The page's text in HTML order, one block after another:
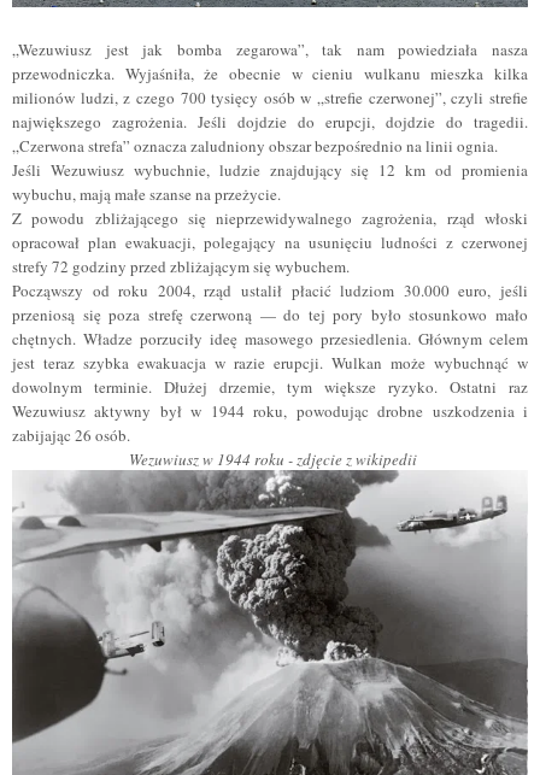
„Wezuwiusz jest jak bomba zegarowa”, tak nam powiedziała nasza
przewodniczka. Wyjaśniła, że obecnie w cieniu wulkanu mieszka kilka
milionów ludzi, z czego 700 tysięcy osób w „strefie czerwonej”, czyli strefie
największego zagrożenia. Jeśli dojdzie do erupcji, dojdzie do tragedii.
„Czerwona strefa” oznacza zaludniony obszar bezpośrednio na linii ognia.
Jeśli Wezuwiusz wybuchnie, ludzie znajdujący się 12 km od promienia
wybuchu, mają małe szanse na przeżycie.
Z powodu zbliżającego się nieprzewidywalnego zagrożenia, rząd włoski
opracował plan ewakuacji, polegający na usunięciu ludności z czerwonej
strefy 72 godziny przed zbliżającym się wybuchem.
Począwszy od roku 2004, rząd ustalił płacić ludziom 30.000 euro, jeśli
przeniosą się poza strefę czerwoną — do tej pory było stosunkowo mało
chętnych. Władze porzuciły ideę masowego przesiedlenia. Głównym celem
jest teraz szybka ewakuacja w razie erupcji. Wulkan może wybuchnąć w
dowolnym terminie. Dłużej drzemie, tym większe ryzyko. Ostatni raz
Wezuwiusz aktywny był w 1944 roku, powodując drobne uszkodzenia i
zabijając 26 osób.
Wezuwiusz w 1944 roku -zdjęcie z wikipedii